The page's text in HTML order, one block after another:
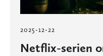
2025-12-22
Netflix-serien